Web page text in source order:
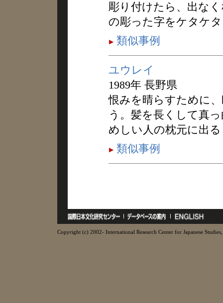
彫り付けたら、出な
の彫った字をケタケ
類似事例
ユウレイ
1989年 長野県
恨みを晴らすために
う。髪を長くして真
めしい人の枕元に出
類似事例
Copyright (c) 2002- International Research Center for Japanese